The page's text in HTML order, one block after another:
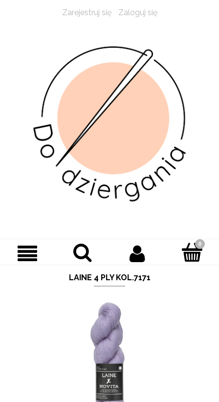
Zarejestruj się Zaloguj się
LAINE 4 PLY KOL.7171